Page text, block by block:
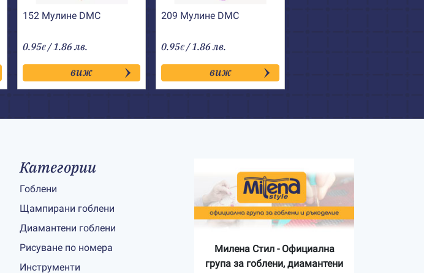
152 Мулине DMC
0.95€ / 1.86 лв.
виж
209 Мулине DMC
0.95€ / 1.86 лв.
виж
Категории
Гоблени
Щампирани гоблени
Диамантени гоблени
Рисуване по номера
Инструменти
Милена Стил - Официална
група за гоблени, диамантени